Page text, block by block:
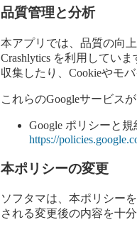
品質管理と分析
本アプリでは、品質の向
Crashlytics を利用してい
収集したり、Cookieやモ
これらのGoogleサービス
Google ポリシーと規
https://
本ポリシーの変更
ソフタマは、本ポリシー
される変更後の内容を十